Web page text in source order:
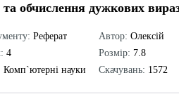
та обчислення дужкових
Реферат
4
Комп`ютерні науки
Автор: Олексій
Розмір: 7.8
Скачувань: 1572